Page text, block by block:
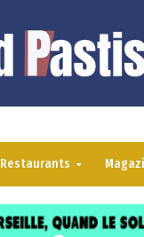
Restaurants